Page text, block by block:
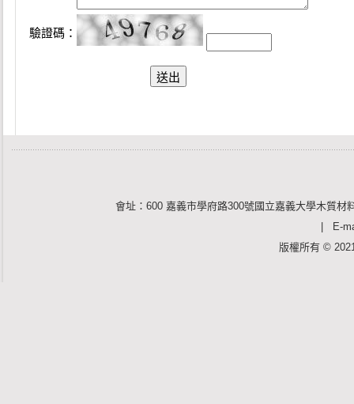
驗證碼：
會址：600 嘉義市學府路300號國立嘉義大學木質
| E-
版權所有 ©